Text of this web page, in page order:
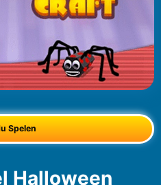
Spelen
Halloween